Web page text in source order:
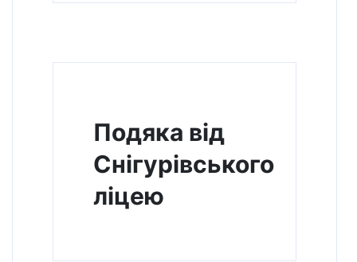
Подяка від
Снігурівського
ліцею